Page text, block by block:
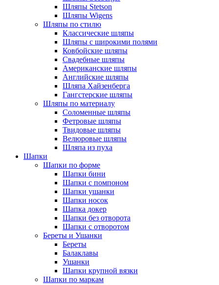
Шляпы Stetson
Шляпы Wigens
Шляпы по стилю
Классические шляпы
Шляпы с широкими полями
Ковбойские шляпы
Свадебные шляпы
Американские шляпы
Английские шляпы
Шляпа Хайзенберга
Гангстерские шляпы
Шляпы по материалу
Соломенные шляпы
Фетровые шляпы
Твидовые шляпы
Велюровые шляпы
Шляпа из пуха
Шапки
Шапки по форме
Шапки бини
Шапки с помпоном
Шапки ушанки
Шапки носок
Шапка докер
Шапки без отворота
Шапки с отворотом
Береты и Ушанки
Береты
Балаклавы
Ушанки
Шапки крупной вязки
Шапки по маркам